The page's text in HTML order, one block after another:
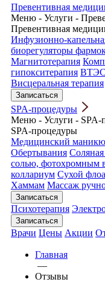
Превентивная
Меню - Услуги -
Превентивная
Инфузионно-
биорегуляторы
Магнитотерапия
гипокситерапия ВТЭС
Висцеральная терапия
Записаться
SPA-процедуры
Меню - Услуги - SPA-
SPA-процедуры
Медицинский
Обертывания
солью, фотохромным
коллариум Сухой
Хаммам Массаж
Записаться
Психотерапия
Записаться
Врачи Цены Акции
Главная
—
Отзывы